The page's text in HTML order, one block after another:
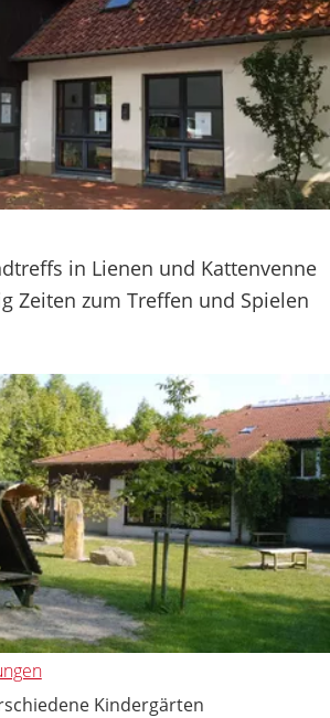
in Lienen und Kattenvenne
Zeiten zum Treffen und Spielen
Kindergärten